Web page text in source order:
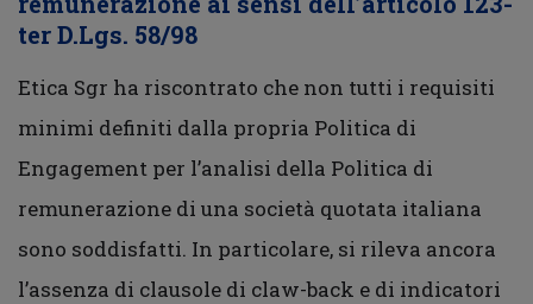
ter D.Lgs. 58/98
Etica Sgr ha riscontrato che non tutti i requisiti
minimi definiti dalla propria Politica di
Engagement per l’analisi della Politica di
remunerazione di una società quotata italiana
sono soddisfatti. In particolare, si rileva ancora
l’assenza di clausole di claw-back e di indicatori